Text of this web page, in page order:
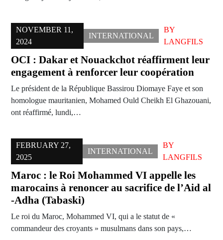
NOVEMBER 11,
2024
INTERNATIONAL
BY
LANGFILS
OCI : Dakar et Nouackchot réaffirment leur
engagement à renforcer leur coopération
Le président de la République Bassirou Diomaye Faye et son
homologue mauritanien, Mohamed Ould Cheikh El Ghazouani,
ont réaffirmé, lundi,…
FEBRUARY 27,
2025
INTERNATIONAL
BY
LANGFILS
Maroc : le Roi Mohammed VI appelle les
marocains à renoncer au sacrifice de l’Aid al
-Adha (Tabaski)
Le roi du Maroc, Mohammed VI, qui a le statut de «
commandeur des croyants » musulmans dans son pays,…